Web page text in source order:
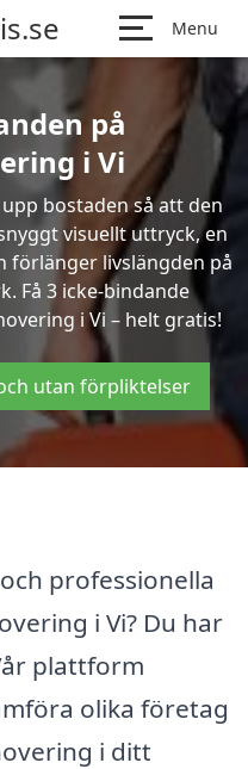
Menu
på
i Vi
bostaden så att den
visuellt uttryck, en
förlänger livslängden på
Få 3 icke-bindande
i Vi – helt gratis!
utan förpliktelser
professionella
i Vi? Du har
plattform
olika företag
i ditt